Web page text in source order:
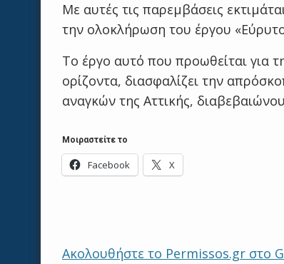
Με αυτές τις παρεμβάσεις
την ολοκλήρωση του έργου
Το έργο αυτό που προωθείται για
ορίζοντα, διασφαλίζει την
αναγκών της Αττικής,
Μοιραστείτε το
Facebook X
Ακολουθήστε το Permissos.gr στο